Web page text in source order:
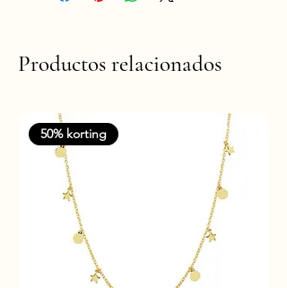
7 mm diameter buitenzijde
Productos relacionados
50% korting